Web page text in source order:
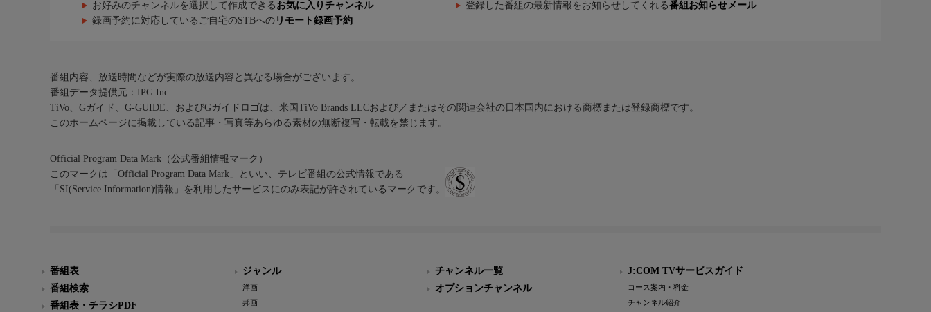
お好みのチャンネルを選択して作成できる お気に入りチャンネル 登録した番組の最新情報をお知らせしてくれる番組お知らせメール
録画予約に対応しているご自宅のSTBへの リモート録画予約
番組内容、放送時間などが実際の放送内容と異なる場合がございます。
番組データ提供元：IPG Inc.
TiVo、Gガイド、G-GUIDE、およびGガイドロゴは、米国TiVo Brands LLCおよび／またはその関連会社の日本国内における商標または登録商標です。
このホームページに掲載している記事・写真等あらゆる素材の無断複写・転載を禁じます。
Official Program Data Mark（公式番組情報マーク）
このマークは「Official Program Data Mark」といい、テレビ番組の公式情報である
「SI(Service Information)情報」を利用したサービスにのみ表記が許されているマークです。
番組表
番組検索
番組表・チラシPDF
ジャンル
洋画
邦画
チャンネル一覧
オプションチャンネル
J:COM TVサービスガイド
コース案内・料金
チャンネル紹介